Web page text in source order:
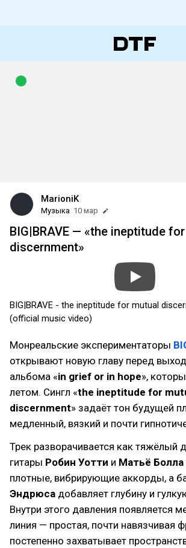
MarioniK
Музыка 10 мар
BIG|BRAVE — «the ineptitude
discernment»
BIG|BRAVE - the ineptitude for mutual
(official music video)
Монреальские экспериментаторы
открывают новую главу перед
альбома «in grief or in hope»,
летом. Сингл «the ineptitude for
discernment» задаёт тон будущей
медленный, вязкий и почти
Трек разворачивается как тяжёлый
гитары Робин Уотти и Матьё Болла
плотные, вибрирующие аккорды, а
Эндрюса добавляет глубину и
Внутри этого давления появляется
линия — простая, почти навязчивая
постепенно захватывает